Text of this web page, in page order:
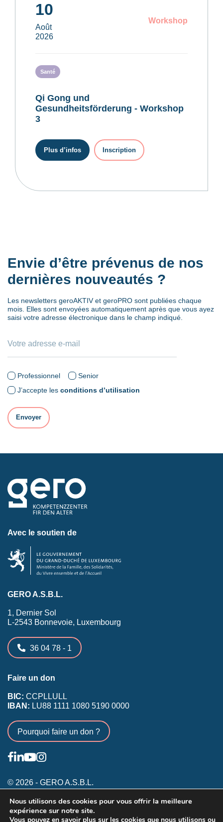
10
Août
2026
Workshop
Santé
Qi Gong und
Gesundheitsförderung - Workshop
3
Plus d’infos Inscription
Envie d’être prévenus de nos
dernières nouveautés ?
Les newsletters geroAKTIV et geroPRO sont publiées chaque
mois. Elles sont envoyées automatiquement après que vous ayez
saisi votre adresse électronique dans le champ indiqué.
Professionnel
Senior
J’accepte les conditions d’utilisation
Avec le soutien de
GERO A.S.B.L.
1, Dernier Sol
L-2543 Bonnevoie, Luxembourg
36 04 78 - 1
Faire un don
BIC: CCPLLULL
IBAN: LU88 1111 1080 5190 0000
Pourquoi faire un don ?
© 2026 - GERO A.S.B.L.
Conditions générales
Inscription membres existants
Nous utilisons des cookies pour vous offrir la meilleure
expérience sur notre site.
Vous pouvez en savoir plus sur les cookies que nous utilisons ou